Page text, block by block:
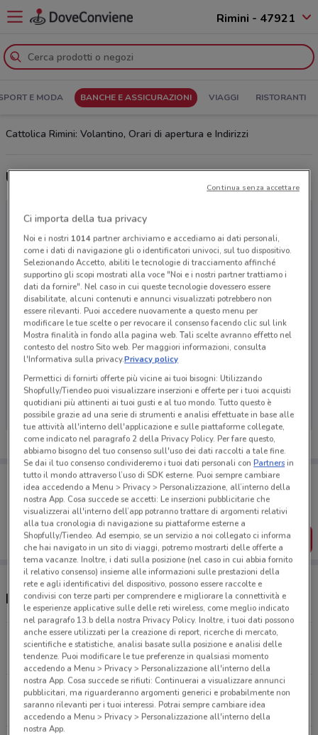
Rimini - 47921
E MODA BANCHE E ASSICURAZIONI VIAGGI RISTORANTI
Cattolica Rimini: Volantino, Orari di apertura e Indirizzi
Ultime offerte del volantino Cattolica
Ci dispiace, al momento non abbiamo pubblicato
volantini nella tua zona. Riprova più tardi.
Porta DoveConviene sempre con te!
Puoi trovare le migliori offerte dei negozi vicino a te,
salvarle e creare la tua lista del risparmio, comodamente
dal tuo cellulare.
SCARICA L’APP
Negozi Cattolica a Rimini
Viale Giacomo Matteotti, 49 Rimini
699 m
Via Alessandro Serpieri, 20 Rimini
894 m
Ci importa della tua privacy
Noi e i nostri 1014partner archiviamo e accediamo ai dati personali,
come i dati di navigazione gli o identificatori univoci, sul tuo dispositivo.
Selezionando Accetto, abiliti le tecnologie di tracciamento affinché
supportino gli scopi mostrati alla voce "Noi e i nostri partner trattiamo i
dati da fornire". Nel caso in cui queste tecnologie dovessero essere
disabilitate, alcuni contenuti e annunci visualizzati potrebbero non
essere rilevanti. Puoi accedere nuovamente a questo menu per
modificare le tue scelte o per revocare il consenso facendo clic sul link
Mostra finalità in fondo alla pagina web. Tali scelte avranno effetto nel
contesto del nostro Sito web. Per maggiori informazioni, consulta
l'Informativa sulla privacy.Privacy policy
Permettici di fornirti offerte più vicine ai tuoi bisogni: Utilizzando
Shopfully/Tiendeo puoi visualizzare inserzioni e offerte per i tuoi acquisti
quotidiani più attinenti ai tuoi gusti e al tuo mondo. Tutto questo è
possibile grazie ad una serie di strumenti e analisi effettuate in base alle
tue attività all'interno dell'applicazione e sulle piattaforme collegate,
come indicato nel paragrafo 2 della Privacy Policy. Per fare questo,
abbiamo bisogno del tuo consenso sull'uso dei dati raccolti a tale fine.
Se dai il tuo consenso condivideremo i tuoi dati personali conPartnersin
tutto il mondo attraverso l’uso di SDK esterne. Puoi sempre cambiare
idea accedendo a Menu > Privacy > Personalizzazione, all’interno della
nostra App. Cosa succede se accetti: Le inserzioni pubblicitarie che
visualizzerai all'interno dell’app potranno trattare di argomenti relativi
alla tua cronologia di navigazione su piattaforme esterne a
Shopfully/Tiendeo. Ad esempio, se un servizio a noi collegato ci informa
che hai navigato in un sito di viaggi, potremo mostrarti delle offerte a
tema vacanze. Inoltre, i dati sulla posizione (nel caso in cui abbia fornito
il relativo consenso) insieme alle informazioni sulle prestazioni della
rete e agli identificativi del dispositivo, possono essere raccolte e
condivisi con terze parti per comprendere e migliorare la connettività e
le esperienze applicative sulle delle reti wireless, come meglio indicato
nel paragrafo 13.b della nostra Privacy Policy. Inoltre, i tuoi dati possono
anche essere utilizzati per la creazione di report, ricerche di mercato,
scientifiche e statistiche, analisi basate sulla posizione e analisi delle
tendenze. Puoi modificare le tue preferenze in qualsiasi momento
accedendo a Menu > Privacy > Personalizzazione all'interno della
nostra App. Cosa succede se rifiuti: Continuerai a visualizzare annunci
pubblicitari, ma riguarderanno argomenti generici e probabilmente non
saranno rilevanti per i tuoi interessi. Potrai sempre cambiare idea
accedendo a Menu > Privacy > Personalizzazione all'interno della
nostra App.
Continua senza accettare